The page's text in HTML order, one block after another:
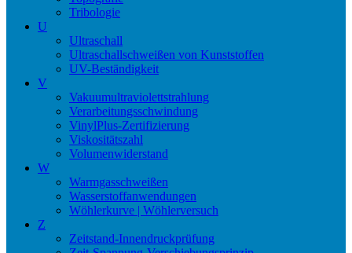
Tribologie
U
Ultraschall
Ultraschallschweißen von Kunststoffen
UV-Beständigkeit
V
Vakuumultraviolettstrahlung
Verarbeitungsschwindung
VinylPlus-Zertifizierung
Viskositätszahl
Volumenwiderstand
W
Warmgasschweißen
Wasserstoffanwendungen
Wöhlerkurve | Wöhlerversuch
Z
Zeitstand-Innendruckprüfung